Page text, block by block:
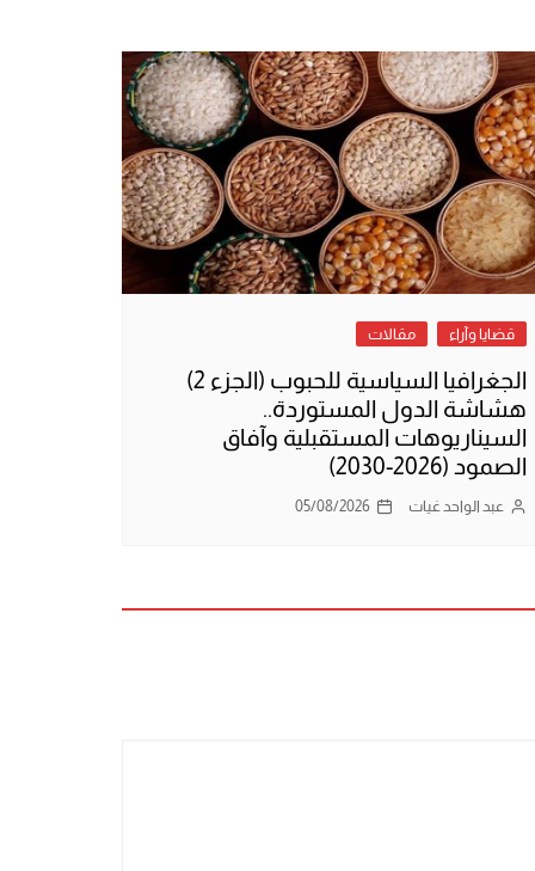
قضايا وآراء مقالات
الجغرافيا السياسية للحبوب (الجزء 2)
هشاشة الدول المستوردة..
السيناريوهات المستقبلية وآفاق
الصمود (2026-2030)
عبد الواحد غيات 05/08/2026